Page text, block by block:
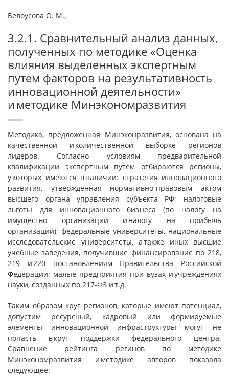
Белоусова О. М.,
3.2.1. Сравнительный анализ данных,
полученных по методике «Оценка
влияния выделенных экспертным
путем факторов на результативность
инновационной деятельности»
и методике Минэкономразвития
Методика, предложенная Минэконразвития, основана на
качественной и количественной выборке регионов
лидеров. Согласно условиям предварительной
квалификации экспертным путем отбираются регионы,
у которых имеются в наличии: стратегия инновационного
развития, утвержденная нормативно-правовым актом
высшего органа управления субъекта РФ; налоговые
льготы для инновационного бизнеса (по налогу на
имущество организаций и налогу на прибыль
организаций); федеральные университеты, национальные
исследовательские университеты, а также иных высшие
учебные заведения, получившие финансирование по 218,
219 и 220 постановлениям Правительства Российской
Федерации; малые предприятия при вузах и учреждениях
науки, созданных по 217-ФЗ и т.д.
Таким образом круг регионов, которые имеют потенциал,
допустим ресурсный, кадровый или формируемые
элементы инновационной инфраструктуры могут не
попасть в круг поддержки федерального центра.
Сравнение рейтинга регинов по методике
Минэкономразвития и методике авторов показала
следующее: